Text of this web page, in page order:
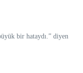
bir hataydı.” diyen